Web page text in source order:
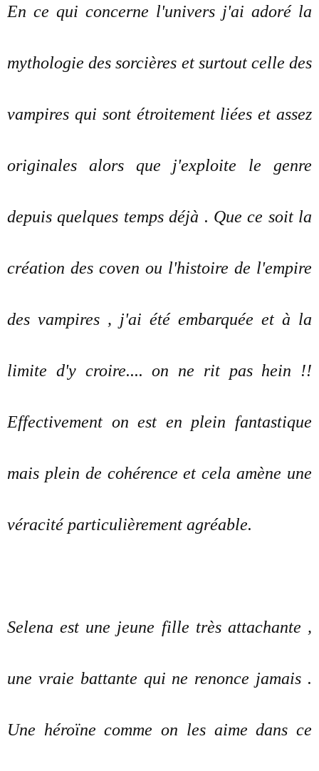
En ce qui concerne l'univers j'ai adoré la
mythologie des sorcières et surtout celle des
vampires qui sont étroitement liées et assez
originales alors que j'exploite le genre
depuis quelques temps déjà . Que ce soit la
création des coven ou l'histoire de l'empire
des vampires , j'ai été embarquée et à la
limite d'y croire.... on ne rit pas hein !!
Effectivement on est en plein fantastique
mais plein de cohérence et cela amène une
véracité particulièrement agréable.
Selena est une jeune fille très attachante ,
une vraie battante qui ne renonce jamais .
Une héroïne comme on les aime dans ce